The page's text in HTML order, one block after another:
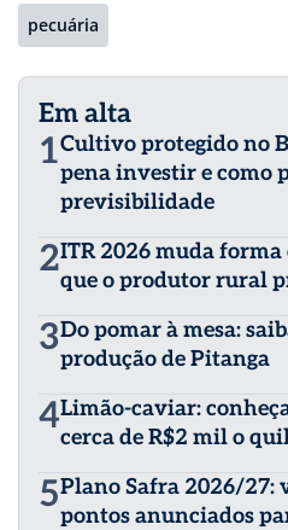
pecuária
Em alta
1Cultivo protegido no
pena investir e como
previsibilidade
2ITR 2026 muda forma
que o produtor rural
3Do pomar à mesa:
produção de Pitanga
4Limão-caviar:
cerca de R$2 mil o
5Plano Safra 2026/27:
pontos anunciados